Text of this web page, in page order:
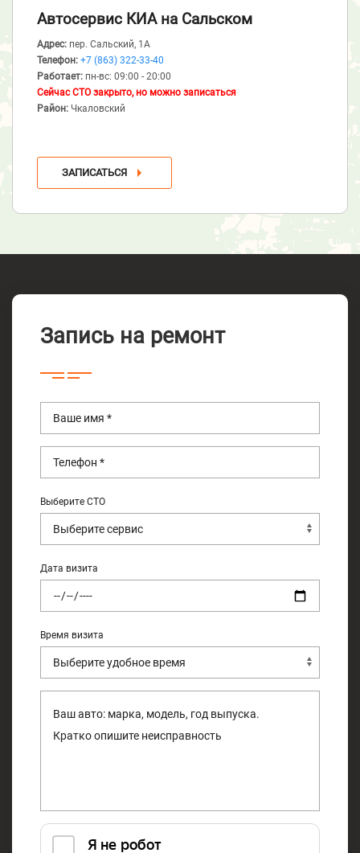
Автосервис КИА на Сальском
Адрес: пер. Сальский, 1А
Телефон: +7 (863) 322-33-40
Работает: пн-вс: 09:00 - 20:00
Сейчас СТО закрыто, но можно записаться
Район: Чкаловский
ЗАПИСАТЬСЯ
Запись на ремонт
Выберите СТО
Дата визита
Время визита